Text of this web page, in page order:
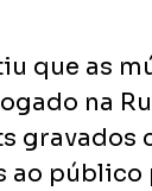
que as
na
gravados
ao público